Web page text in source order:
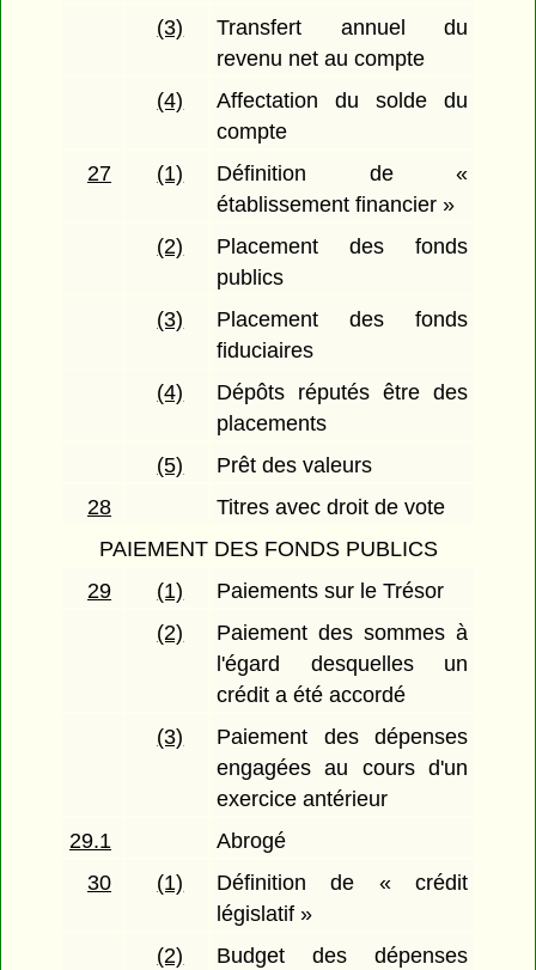
(3)
Transfert annuel du
revenu net au compte
(4)
Affectation du solde du
compte
27
(1)
Définition de «
établissement financier »
(2)
Placement des fonds
publics
(3)
Placement des fonds
fiduciaires
(4)
Dépôts réputés être des
placements
(5)
Prêt des valeurs
28
Titres avec droit de vote
PAIEMENT DES FONDS PUBLICS
29
(1)
Paiements sur le Trésor
(2)
Paiement des sommes à
l'égard desquelles un
crédit a été accordé
(3)
Paiement des dépenses
engagées au cours d'un
exercice antérieur
29.1
Abrogé
30
(1)
Définition de « crédit
législatif »
(2)
Budget des dépenses